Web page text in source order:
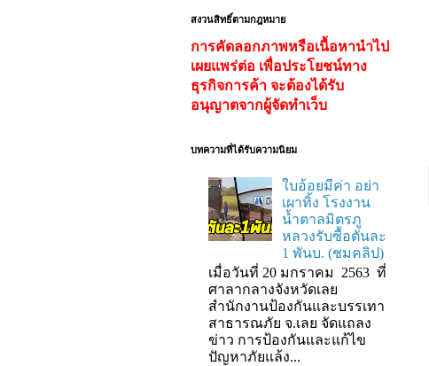
สงวนสิทธิ์ตามกฎหมาย
การคัดลอกภาพหรือเนื้อหานำไป
เผยแพร่ต่อ เพื่อประโยชน์ทาง
ธุรกิจการค้า จะต้องได้รับ
อนุญาตจากผู้จัดทำเว็บ
บทความที่ได้รับความนิยม
ใบอ้อยมีค่า อย่า
เผาทิ้ง โรงงาน
น้ำตาลมิตรภู
หลวงรับซื้อตันละ
1 พันบ. (ชมคลิป)
เมื่อวันที่ 20 มกราคม 2563 ที่
ศาลากลางจังหวัดเลย
สำนักงานป้องกันและบรรเทา
สาธารณภัย จ.เลย จัดแถลง
ข่าว การป้องกันและแก้ไข
ปัญหาภัยแล้ง...